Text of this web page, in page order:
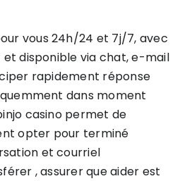
vous 24h/24 et 7j/7, avec
disponible via chat, e-mail
rapidement réponse
dans moment
casino permet de
opter pour terminé
et courriel
, assurer que aider est